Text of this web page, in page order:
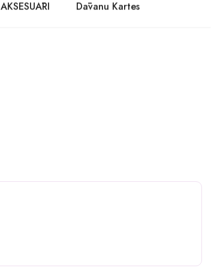
AKSESUĀRI Dāvanu Kartes